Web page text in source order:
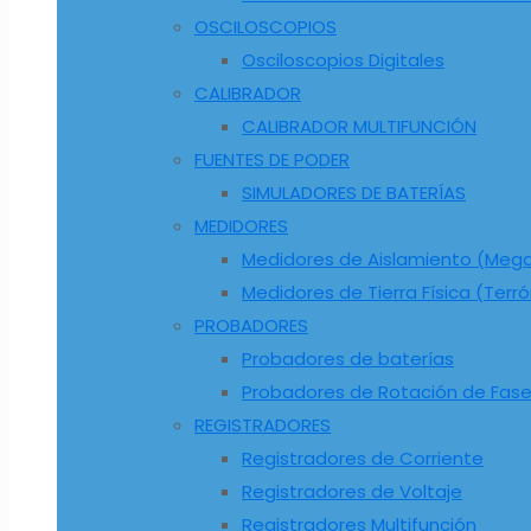
OSCILOSCOPIOS
Osciloscopios Digitales
CALIBRADOR
CALIBRADOR MULTIFUNCIÓN
FUENTES DE PODER
SIMULADORES DE BATERÍAS
MEDIDORES
Medidores de Aislamiento
Medidores de Tierra Física
PROBADORES
Probadores de baterías
Probadores de Rotación de Fase
REGISTRADORES
Registradores de Corriente
Registradores de Voltaje
Registradores Multifunción